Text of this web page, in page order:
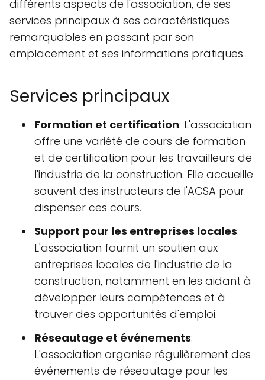
différents aspects de l'association, de ses
services principaux à ses caractéristiques
remarquables en passant par son
emplacement et ses informations pratiques.
Services principaux
Formation et certification: L'association
offre une variété de cours de formation
et de certification pour les travailleurs de
l'industrie de la construction. Elle accueille
souvent des instructeurs de l'ACSA pour
dispenser ces cours.
Support pour les entreprises locales:
L'association fournit un soutien aux
entreprises locales de l'industrie de la
construction, notamment en les aidant à
développer leurs compétences et à
trouver des opportunités d'emploi.
Réseautage et événements:
L'association organise régulièrement des
événements de réseautage pour les